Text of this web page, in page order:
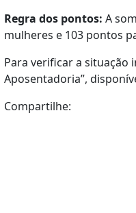
Regra dos pontos: A
mulheres e 103 pontos
Para verificar a situação
Aposentadoria”,
Compartilhe: